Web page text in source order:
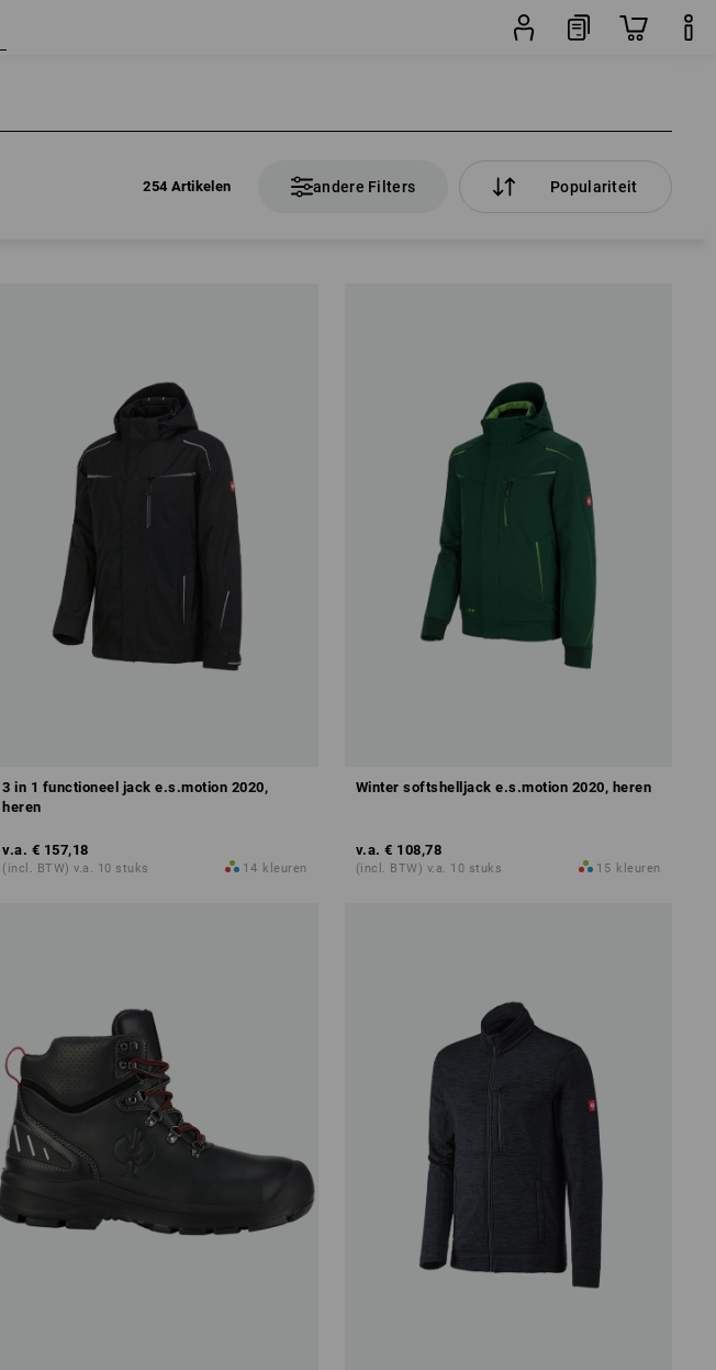
254 Artikelen andere Filters Populariteit
3 in 1 functioneel jack e.s.motion 2020,
heren
v.a. € 157,18
(incl. BTW) v.a. 10 stuks 14 kleuren
Winter softshelljack e.s.motion 2020, heren
v.a. € 108,78
(incl. BTW) v.a. 10 stuks 15 kleuren